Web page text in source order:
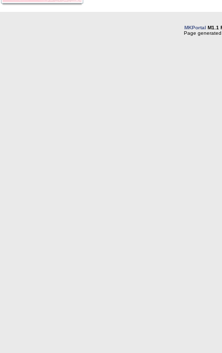
MKPortal M1.1
Page